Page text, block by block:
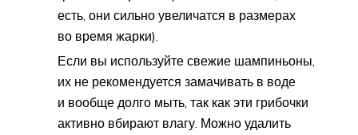
есть, они сильно увеличатся в размерах
во время жарки).
Если вы используйте свежие шампиньоны,
их не рекомендуется замачивать в воде
и вообще долго мыть, так как эти грибочки
активно вбирают влагу. Можно удалить